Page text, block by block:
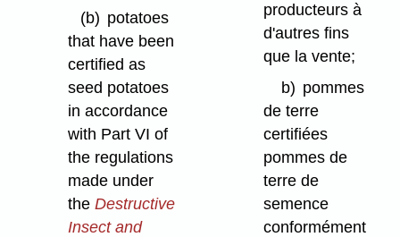
(b) potatoes
that have been
certified as
seed potatoes
in accordance
with Part VI of
the regulations
made under
theDestructive
Insect and
producteurs à
d'autres fins
que la vente;
b) pommes
de terre
certifiées
pommes de
terre de
semence
conformément